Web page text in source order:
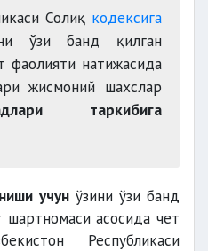
Солиқ кодексига
ўзи банд қилган
фаолияти натижасида
жисмоний шахслар
таркибига
учунўзини ўзи банд
шартномаси асосида чет
Республикаси